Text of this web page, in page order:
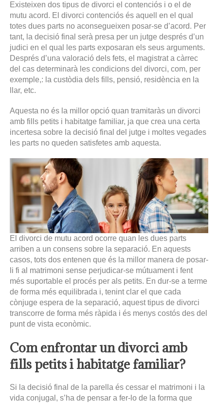
Existeixen dos tipus de divorci el contenciós i o el de
mutu acord. El divorci contenciós és aquell en el qual
totes dues parts no aconsegueixen posar-se d’acord. Per
tant, la decisió final serà presa per un jutge després d’un
judici en el qual les parts exposaran els seus arguments.
Després d’una valoració dels fets, el magistrat a càrrec
del cas determinarà les condicions del divorci, com, per
exemple,: la custòdia dels fills, pensió, residència en la
llar, etc.
Aquesta no és la millor opció quan tramitaràs un divorci
amb fills petits i habitatge familiar, ja que crea una certa
incertesa sobre la decisió final del jutge i moltes vegades
les parts no queden satisfetes amb aquesta.
El divorci de mutu acord ocorre quan les dues parts
arriben a un consens sobre la separació. En aquests
casos, tots dos entenen que és la millor manera de posar-
li fi al matrimoni sense perjudicar-se mútuament i fent
més suportable el procés per als petits. En dur-se a terme
de forma més equilibrada i, tenint clar el que cada
cònjuge espera de la separació, aquest tipus de divorci
transcorre de forma més ràpida i és menys costós des del
punt de vista econòmic.
Com enfrontar un divorci amb
fills petits i habitatge familiar?
Si la decisió final de la parella és cessar el matrimoni i la
vida conjugal, s’ha de pensar a fer-lo de la forma que